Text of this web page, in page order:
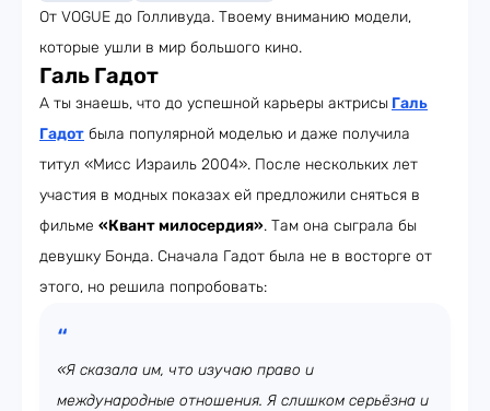
От VOGUE до Голливуда. Твоему вниманию модели,
которые ушли в мир большого кино.
Галь Гадот
А ты знаешь, что до успешной карьеры актрисы Галь
Гадот была популярной моделью и даже получила
титул «Мисс Израиль 2004». После нескольких лет
участия в модных показах ей предложили сняться в
фильме «Квант милосердия». Там она сыграла бы
девушку Бонда. Сначала Гадот была не в восторге от
этого, но решила попробовать:
«Я сказала им, что изучаю право и
международные отношения. Я слишком серьёзна и